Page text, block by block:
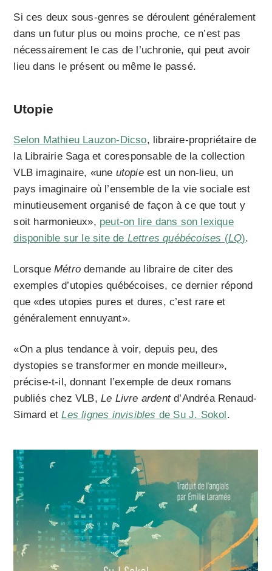
Si ces deux sous-genres se déroulent généralement
dans un futur plus ou moins proche, ce n’est pas
nécessairement le cas de l’uchronie, qui peut avoir
lieu dans le présent ou même le passé.
Utopie
Selon Mathieu Lauzon-Dicso, libraire-propriétaire de
la Librairie Saga et coresponsable de la collection
VLB imaginaire, «une utopieest un non-lieu, un
pays imaginaire où l’ensemble de la vie sociale est
minutieusement organisé de façon à ce que tout y
soit harmonieux», peut-on lire dans son lexique
disponible sur le site de Lettres québécoises (LQ).
LorsqueMétro demande au libraire de citer des
exemples d’utopies québécoises, ce dernier répond
que «des utopies pures et dures, c’est rare et
généralement ennuyant».
«On a plus tendance à voir, depuis peu, des
dystopies se transformer en monde meilleur»,
précise-t-il, donnant l’exemple de deux romans
publiés chez VLB,Le Livre ardentd’Andréa Renaud-
Simard etLes lignes invisibles de Su J. Sokol .